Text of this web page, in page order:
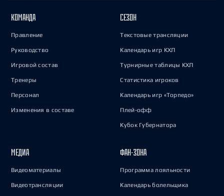
КОМАНДА
Правление
Руководство
Игровой состав
Тренеры
Персонал
Изменения в составе
СЕЗОН
Текстовые трансляции
Календарь игр КХЛ
Турнирные таблицы КХЛ
Статистика игроков
Календарь игр «Торпедо»
Плей-офф
Кубок Губернатора
МЕДИА
Видеоматериалы
Видеотрансляции
ФАН-ЗОНА
Программа лояльности
Календарь болельщика